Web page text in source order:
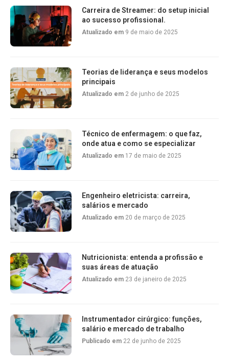
Carreira de Streamer: do setup inicial
ao sucesso profissional.
Atualizado em 9 de maio de 2025
Teorias de liderança e seus modelos
principais
Atualizado em 2 de junho de 2025
Técnico de enfermagem: o que faz,
onde atua e como se especializar
Atualizado em 17 de maio de 2025
Engenheiro eletricista: carreira,
salários e mercado
Atualizado em 20 de março de 2025
Nutricionista: entenda a profissão e
suas áreas de atuação
Atualizado em 23 de janeiro de 2025
Instrumentador cirúrgico: funções,
salário e mercado de trabalho
Publicado em 22 de junho de 2025